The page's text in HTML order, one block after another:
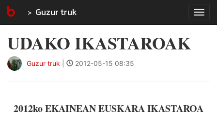
Guzur truk
UDAKO IKASTAROAK
Guzur truk 2012-05-15 08:35
2012ko EKAINEAN EUSKARA IKASTAROA